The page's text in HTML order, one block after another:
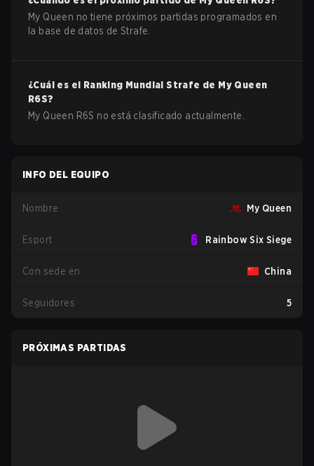
My Queen no tiene próximos partidas programados en
la base de datos de Strafe.
¿Cuál es el Ranking Mundial Strafe de My Queen
R6S?
My Queen R6S no está clasificado actualmente.
INFO DEL EQUIPO
Nombre My Queen
Esport Rainbow Six Siege
Con sede en China
Seguidores 5
PRÓXIMAS PARTIDAS